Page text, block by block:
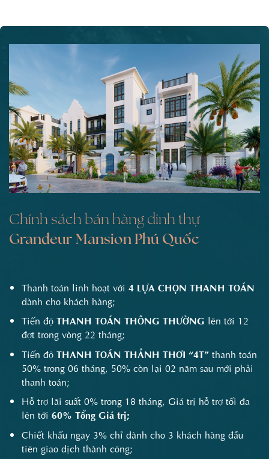
Chính sách bán hàng dinh thự
Grandeur Mansion Phú Quốc
Thanh toán linh hoạt với 4 LỰA CHỌN THANH TOÁN
dành cho khách hàng;
Tiến độ THANH TOÁN THÔNG THƯỜNG lên tới 12
đợt trong vòng 22 tháng;
Tiến độ THANH TOÁN THẢNH THƠI “4T”thanh toán
50% trong 06 tháng, 50% còn lại 02 năm sau mới phải
thanh toán;
Hỗ trợ lãi suất 0% trong 18 tháng, Giá trị hỗ trợ tối đa
lên tới 60% Tổng Giá trị;
Chiết khấu ngay 3% chỉ dành cho 3 khách hàng đầu
tiên giao dịch thành công;